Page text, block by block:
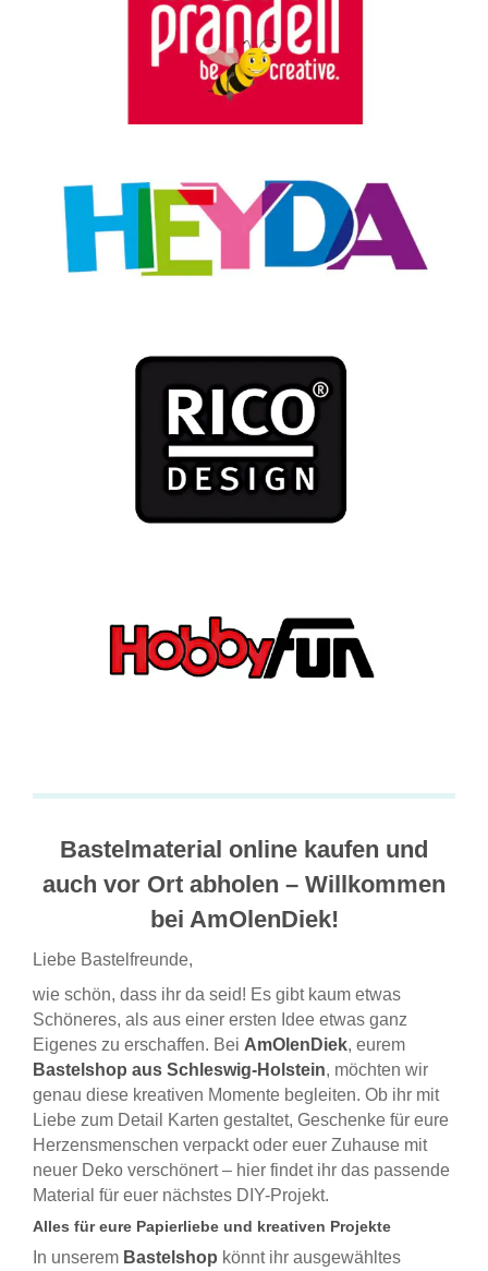
Bastelmaterial online kaufen und
auch vor Ort abholen – Willkommen
bei AmOlenDiek!
Liebe Bastelfreunde,
wie schön, dass ihr da seid! Es gibt kaum etwas
Schöneres, als aus einer ersten Idee etwas ganz
Eigenes zu erschaffen. Bei AmOlenDiek, eurem
Bastelshop aus Schleswig-Holstein, möchten wir
genau diese kreativen Momente begleiten. Ob ihr mit
Liebe zum Detail Karten gestaltet, Geschenke für eure
Herzensmenschen verpackt oder euer Zuhause mit
neuer Deko verschönert – hier findet ihr das passende
Material für euer nächstes DIY-Projekt.
Alles für eure Papierliebe und kreativen Projekte
In unserem Bastelshop könnt ihr ausgewähltes